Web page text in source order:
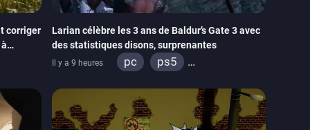
corriger
Larian célèbre les 3 ans de Baldur’s Gate 3 avec
des statistiques disons, surprenantes
Il y a 9 heures pc
ps5